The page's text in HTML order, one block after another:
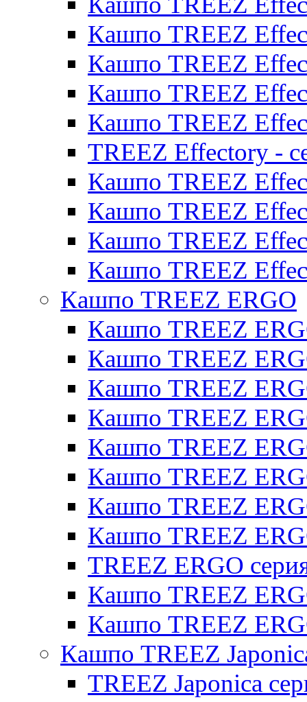
Кашпо TREEZ
Кашпо TREEZ
Кашпо TREEZ
Кашпо TREEZ
TREEZ Effectory -
Кашпо TREEZ
Кашпо TREEZ
Кашпо TREEZ
Кашпо TREEZ
Кашпо TREEZ ERGO
Кашпо TREEZ
Кашпо TREEZ
Кашпо TREEZ
Кашпо TREEZ
Кашпо TREEZ
Кашпо TREEZ
Кашпо TREEZ
Кашпо TREEZ
TREEZ ERGO
Кашпо TREEZ
Кашпо TREEZ
Кашпо TREEZ
TREEZ Japonica